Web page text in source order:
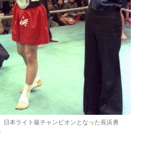
日本ライト級チャンピオンとなった長浜勇